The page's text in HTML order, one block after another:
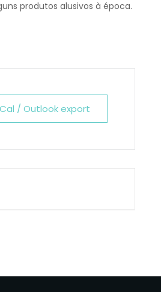
produtos alusivos à época.
/ Outlook export